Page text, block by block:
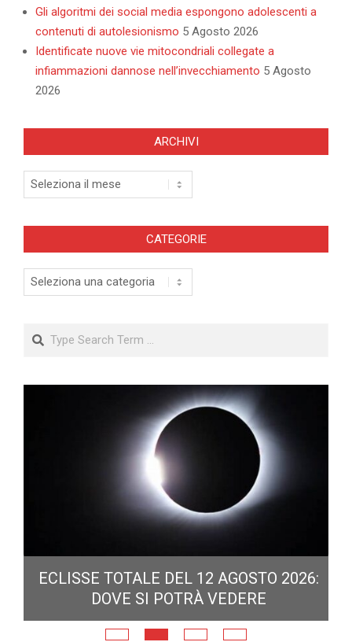
Gli algoritmi dei social media espongono adolescenti a
contenuti di autolesionismo 5 Agosto 2026
Identificate nuove vie mitocondriali collegate a
infiammazioni dannose nell’invecchiamento 5 Agosto
2026
ARCHIVI
Archivi
CATEGORIE
Categorie
Search
ECLISSE TOTALE DEL 12 AGOSTO 2026:
DOVE SI POTRÀ VEDERE